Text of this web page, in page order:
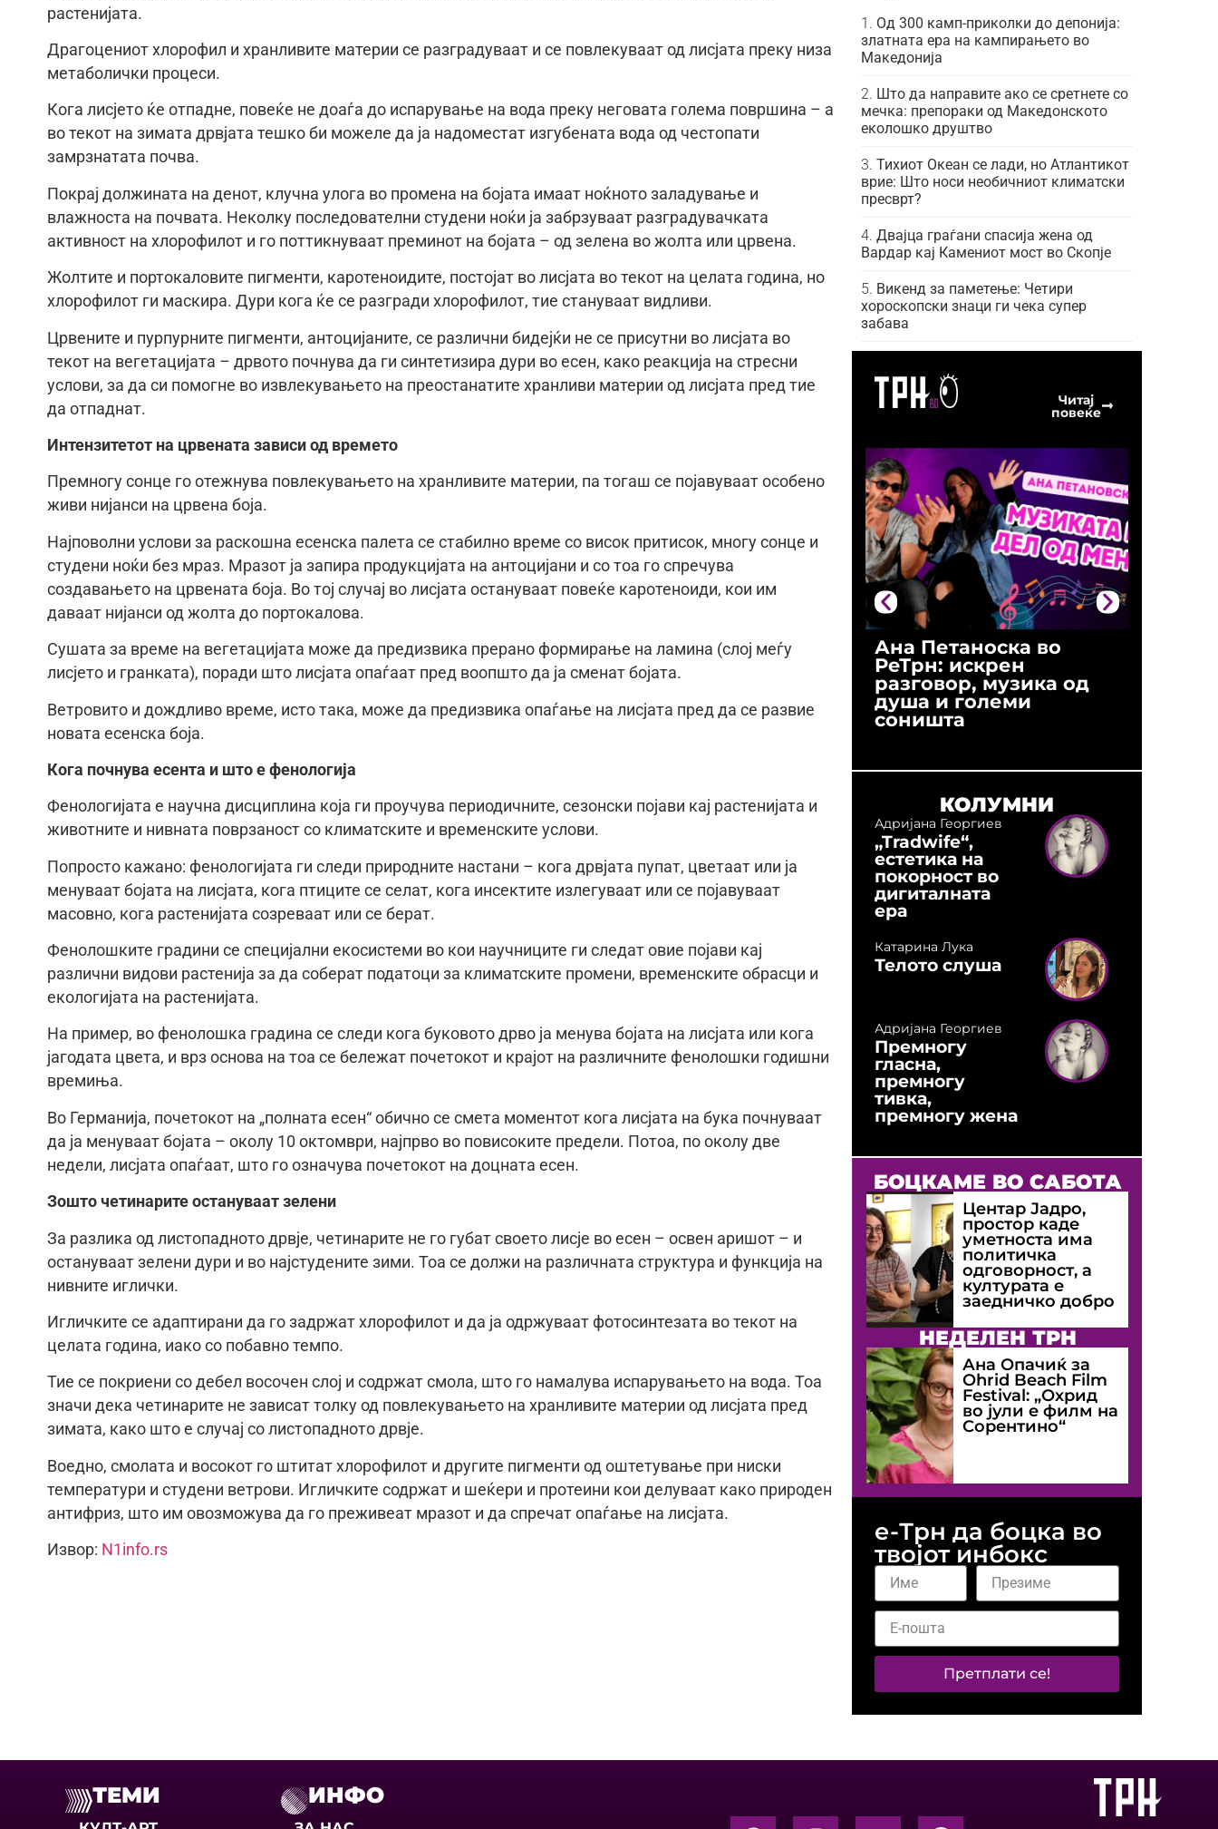
растенијата.
Драгоцениот хлорофил и хранливите материи се разградуваат и се повлекуваат од лисјата преку низа
метаболички процеси.
Кога лисјето ќе отпадне, повеќе не доаѓа до испарување на вода преку неговата голема површина – а
во текот на зимата дрвјата тешко би можеле да ја надоместат изгубената вода од честопати
замрзнатата почва.
Покрај должината на денот, клучна улога во промена на бојата имаат ноќното заладување и
влажноста на почвата. Неколку последователни студени ноќи ја забрзуваат разградувачката
активност на хлорофилот и го поттикнуваат преминот на бојата – од зелена во жолта или црвена.
Жолтите и портокаловите пигменти, каротеноидите, постојат во лисјата во текот на целата година, но
хлорофилот ги маскира. Дури кога ќе се разгради хлорофилот, тие стануваат видливи.
Црвените и пурпурните пигменти, антоцијаните, се различни бидејќи не се присутни во лисјата во
текот на вегетацијата – дрвото почнува да ги синтетизира дури во есен, како реакција на стресни
услови, за да си помогне во извлекувањето на преостанатите хранливи материи од лисјата пред тие
да отпаднат.
Интензитетот на црвената зависи од времето
Премногу сонце го отежнува повлекувањето на хранливите материи, па тогаш се појавуваат особено
живи нијанси на црвена боја.
Најповолни услови за раскошна есенска палета се стабилно време со висок притисок, многу сонце и
студени ноќи без мраз. Мразот ја запира продукцијата на антоцијани и со тоа го спречува
создавањето на црвената боја. Во тој случај во лисјата остануваат повеќе каротеноиди, кои им
даваат нијанси од жолта до портокалова.
Сушата за време на вегетацијата може да предизвика прерано формирање на ламина (слој меѓу
лисјето и гранката), поради што лисјата опаѓаат пред воопшто да ја сменат бојата.
Ветровито и дождливо време, исто така, може да предизвика опаѓање на лисјата пред да се развие
новата есенска боја.
Кога почнува есента и што е фенологија
Фенологијата е научна дисциплина која ги проучува периодичните, сезонски појави кај растенијата и
животните и нивната поврзаност со климатските и временските услови.
Попросто кажано: фенологијата ги следи природните настани – кога дрвјата пупат, цветаат или ја
менуваат бојата на лисјата, кога птиците се селат, кога инсектите излегуваат или се појавуваат
масовно, кога растенијата созреваат или се берат.
Фенолошките градини се специјални екосистеми во кои научниците ги следат овие појави кај
различни видови растенија за да соберат податоци за климатските промени, временските обрасци и
екологијата на растенијата.
На пример, во фенолошка градина се следи кога буковото дрво ја менува бојата на лисјата или кога
јагодата цвета, и врз основа на тоа се бележат почетокот и крајот на различните фенолошки годишни
времиња.
Во Германија, почетокот на „полната есен“ обично се смета моментот кога лисјата на бука почнуваат
да ја менуваат бојата – околу 10 октомври, најпрво во повисоките предели. Потоа, по околу две
недели, лисјата опаѓаат, што го означува почетокот на доцната есен.
Зошто четинарите остануваат зелени
За разлика од листопадното дрвје, четинарите не го губат своето лисје во есен – освен аришот – и
остануваат зелени дури и во најстудените зими. Тоа се должи на различната структура и функција на
нивните иглички.
Игличките се адаптирани да го задржат хлорофилот и да ја одржуваат фотосинтезата во текот на
целата година, иако со побавно темпо.
Тие се покриени со дебел восочен слој и содржат смола, што го намалува испарувањето на вода. Тоа
значи дека четинарите не зависат толку од повлекувањето на хранливите материи од лисјата пред
зимата, како што е случај со листопадното дрвје.
Воедно, смолата и восокот го штитат хлорофилот и другите пигменти од оштетување при ниски
температури и студени ветрови. Игличките содржат и шеќери и протеини кои делуваат како природен
антифриз, што им овозможува да го преживеат мразот и да спречат опаѓање на лисјата.
Извор: N1info.rs
Од 300 камп-приколки до депонија:
златната ера на кампирањето во
Македонија
Што да направите ако се сретнете со
мечка: препораки од Македонското
еколошко друштво
Тихиот Океан се лади, но Атлантикот
врие: Што носи необичниот климатски
пресврт?
Двајца граѓани спасија жена од
Вардар кај Камениот мост во Скопје
Викенд за паметење: Четири
хороскопски знаци ги чека супер
забава
Читај
повеќе
Ана Петаноска во
РеТрн: искрен
разговор, музика од
душа и големи
соништа
КОЛУМНИ
Адријана Георгиев
„Tradwife“,
естетика на
покорност во
дигиталната
ера
Катарина Лука
Телото слуша
Адријана Георгиев
Премногу
гласна,
премногу
тивка,
премногу жена
БОЦКАМЕ ВО САБОТА
Центар Јадро,
простор каде
уметноста има
политичка
одговорност, а
културата е
заедничко добро
НЕДЕЛЕН ТРН
Ана Опачиќ за
Оhrid Beach Film
Festival: „Охрид
во јули е филм на
Сорентино“
е-Трн да боцка во
твојот инбокс
Претплати се!
ТЕМИ ИНФО